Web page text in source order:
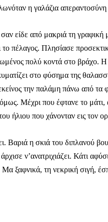
η γαλάζια
είδε από μακριά τη
το πέλαγος. Πλησίασε
πολύ κοντά στο βράχο.
στο φύσημα της
την παλάμη πάνω από τα
Μέχρι που έφτανε το
ήλιου που χάνονταν εις τον
Βαριά η σκιά του διπλανού
ν’ανατριχιάζει. Κάτι
ξαφνικά, τη νεκρική σιγή,